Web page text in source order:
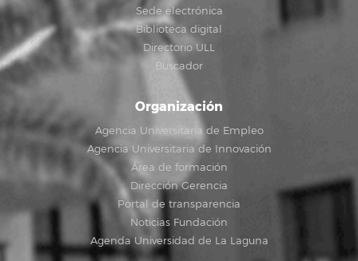
Sede electrónica
Biblioteca digital
Directorio ULL
Buscador
Organización
Agencia Universitaria de Empleo
Agencia Universitaria de Innovación
Área de formación
Dirección Gerencia
Portal de transparencia
Noticias Fundación
Agenda Universidad de La Laguna